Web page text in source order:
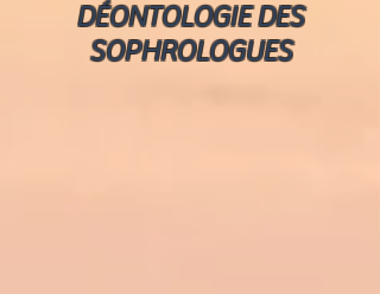
DÉONTOLOGIE DES
SOPHROLOGUES​